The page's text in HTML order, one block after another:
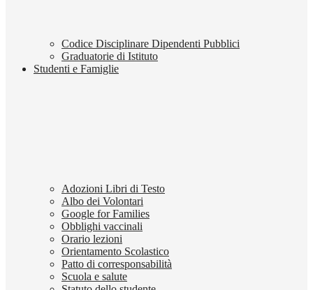
Codice Disciplinare Dipendenti Pubblici
Graduatorie di Istituto
Studenti e Famiglie
Adozioni Libri di Testo
Albo dei Volontari
Google for Families
Obblighi vaccinali
Orario lezioni
Orientamento Scolastico
Patto di corresponsabilità
Scuola e salute